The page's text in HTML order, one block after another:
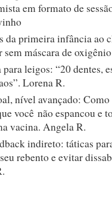
em formato de
da primeira infância ao
sem máscara de
leigos: “20 dentes,
Lorena R.
nível avançado: Como
você não espancou e
vacina. Angela R.
indireto: táticas
rebento e evitar